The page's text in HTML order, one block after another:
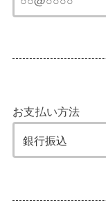
お支払い方法